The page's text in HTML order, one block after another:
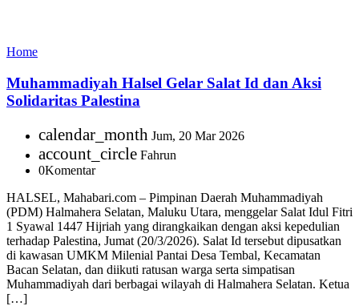
Home
Muhammadiyah Halsel Gelar Salat Id dan Aksi
Solidaritas Palestina
calendar_month Jum, 20 Mar 2026
account_circle Fahrun
0Komentar
HALSEL, Mahabari.com – Pimpinan Daerah Muhammadiyah
(PDM) Halmahera Selatan, Maluku Utara, menggelar Salat Idul Fitri
1 Syawal 1447 Hijriah yang dirangkaikan dengan aksi kepedulian
terhadap Palestina, Jumat (20/3/2026). Salat Id tersebut dipusatkan
di kawasan UMKM Milenial Pantai Desa Tembal, Kecamatan
Bacan Selatan, dan diikuti ratusan warga serta simpatisan
Muhammadiyah dari berbagai wilayah di Halmahera Selatan. Ketua
[…]